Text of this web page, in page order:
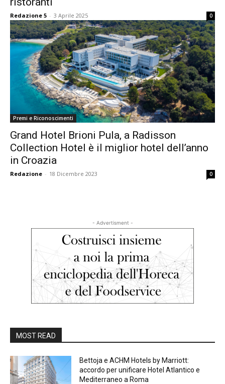
Redazione 5 - 3 Aprile 2025 0
Premi e Riconoscimenti
Grand Hotel Brioni Pula, a Radisson
Collection Hotel è il miglior hotel dell’anno
in Croazia
Redazione - 18 Dicembre 2023 0
- Advertisment -
MOST READ
Bettoja e ACHM Hotels by Marriott:
accordo per unificare Hotel Atlantico e
Mediterraneo a Roma